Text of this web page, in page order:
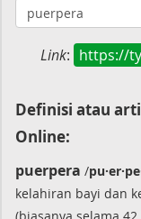
Link: https://
Definisi atau
Online:
puerpera /
kelahiran bayi dan